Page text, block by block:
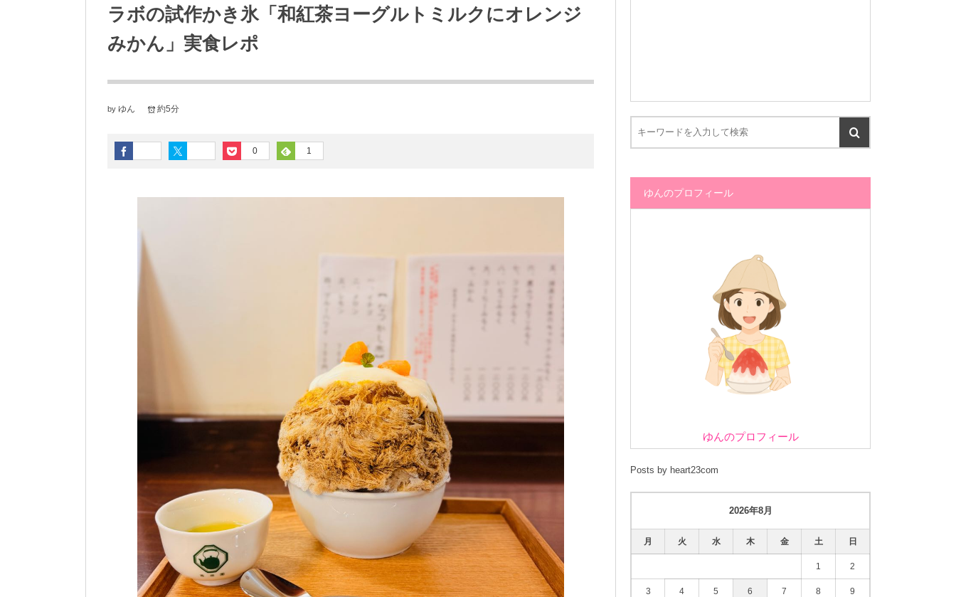
ラボの試作かき氷「和紅茶ヨーグルトミルクにオレンジ
みかん」実食レポ
by ゆん 約5分
0 1
ゆんのプロフィール
ゆんのプロフィール
Posts by heart23com
2026年8月
月 火 水 木 金 土 日
1 2
3 4 5 6 7 8 9